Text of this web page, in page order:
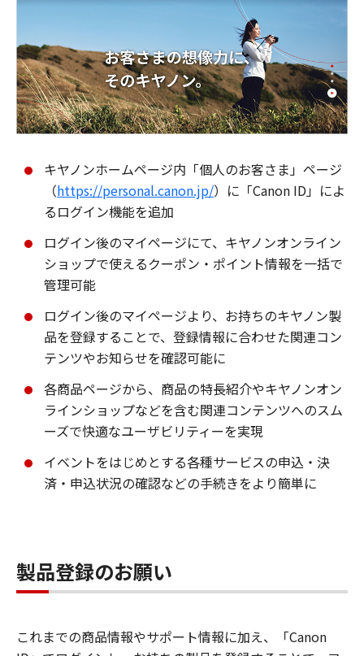
キヤノンホームページ内「個人のお客さま」ページ
（https://personal.canon.jp/）に「Canon ID」によ
るログイン機能を追加
ログイン後のマイページにて、キヤノンオンライン
ショップで使えるクーポン・ポイント情報を一括で
管理可能
ログイン後のマイページより、お持ちのキヤノン製
品を登録することで、登録情報に合わせた関連コン
テンツやお知らせを確認可能に
各商品ページから、商品の特長紹介やキヤノンオン
ラインショップなどを含む関連コンテンツへのスム
ーズで快適なユーザビリティーを実現
イベントをはじめとする各種サービスの申込・決
済・申込状況の確認などの手続きをより簡単に
製品登録のお願い
これまでの商品情報やサポート情報に加え、「Canon